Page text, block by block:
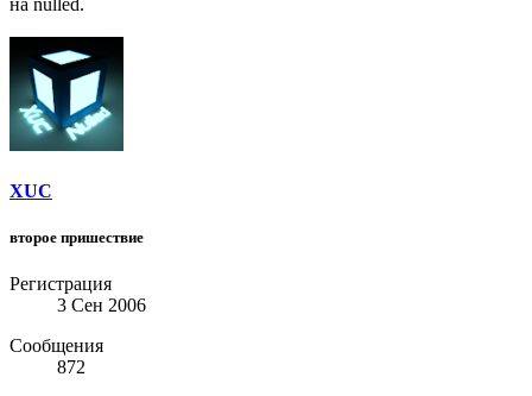
XUC
второе пришествие
Регистрация
3 Сен 2006
Сообщения
872